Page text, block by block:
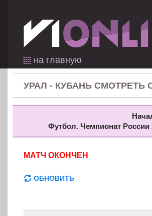
на главную
УРАЛ - КУБАНЬ СМОТРЕТЬ
Футбол. Чемпионат России
МАТЧ ОКОНЧЕН
ОБНОВИТЬ